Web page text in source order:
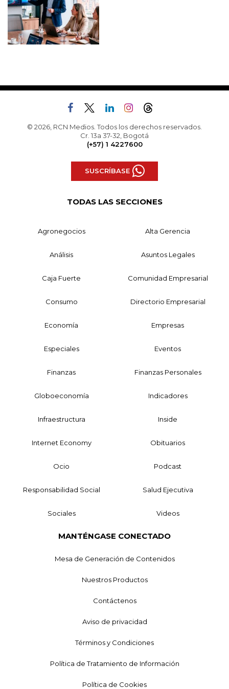
© 2026, RCN Medios. Todos los derechos reservados.
Cr. 13a 37-32, Bogotá
(+57) 1 4227600
SUSCRÍBASE
TODAS LAS SECCIONES
Agronegocios Alta Gerencia
Análisis Asuntos Legales
Caja Fuerte Comunidad Empresarial
Consumo Directorio Empresarial
Economía Empresas
Especiales Eventos
Finanzas Finanzas Personales
Globoeconomía Indicadores
Infraestructura Inside
Internet Economy Obituarios
Ocio Podcast
Responsabilidad Social Salud Ejecutiva
Sociales Videos
MANTÉNGASE CONECTADO
Mesa de Generación de Contenidos
Nuestros Productos
Contáctenos
Aviso de privacidad
Términos y Condiciones
Política de Tratamiento de Información
Política de Cookies